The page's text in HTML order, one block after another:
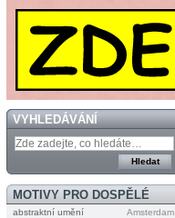
VYHLEDÁVÁNÍ
MOTIVY PRO DOSPĚLÉ
abstraktní umění Amsterdam